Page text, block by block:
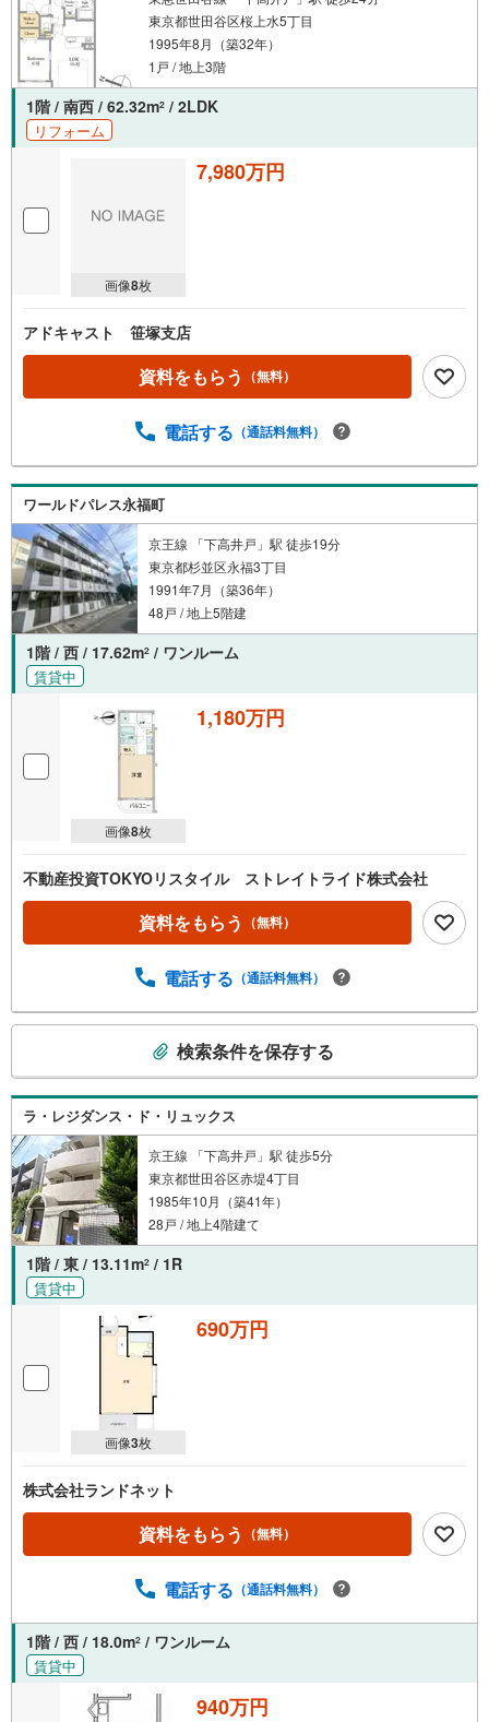
東京都世田谷区桜上水5丁目
1995年8月（築32年）
1戸 / 地上3階
1階 / 南西 / 62.32m2 / 2LDK
リフォーム
画像8枚
7,980万円
アドキャスト 笹塚支店
資料をもらう （無料）
電話する （通話料無料）
ワールドパレス永福町
京王線 「下高井戸」駅 徒歩19分
東京都杉並区永福3丁目
1991年7月（築36年）
48戸 / 地上5階建
1階 / 西 / 17.62m2 / ワンルーム
賃貸中
画像8枚
1,180万円
不動産投資TOKYOリスタイル ストレイトライド株式会社
資料をもらう （無料）
電話する （通話料無料）
検
索
条
件
で
通
知
を
け
・
条
イ
ペ
る
検索条件を保存する
ラ・レジダンス・ド・リュックス
京王線 「下高井戸」駅 徒歩5分
東京都世田谷区赤堤4丁目
1985年10月（築41年）
28戸 / 地上4階建て
1階 / 東 / 13.11m2 / 1R
賃貸中
画像3枚
690万円
株式会社ランドネット
資料をもらう （無料）
電話する （通話料無料）
1階 / 西 / 18.0m2 / ワンルーム
賃貸中
940万円